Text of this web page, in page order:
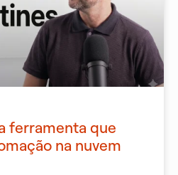
ferramenta que
na nuvem